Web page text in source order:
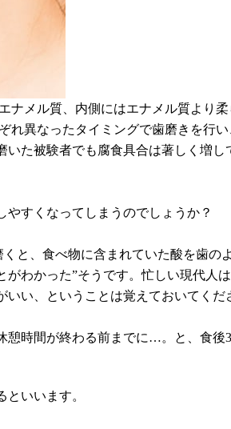
メル質、内側にはエナメル質より
異なったタイミングで歯磨きを行
た被験者でも腐食具合は著しく増
すくなってしまうのでしょうか？
と、食べ物に含まれていた酸を歯
わかった”そうです。忙しい現代人
い、ということは覚えておいてくだ
時間が終わる前までに…。と、食
いいます。